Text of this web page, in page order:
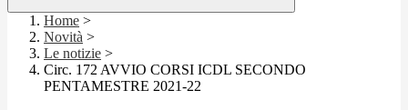
Home >
Novità >
Le notizie >
Circ. 172 AVVIO CORSI ICDL SECONDO
PENTAMESTRE 2021-22